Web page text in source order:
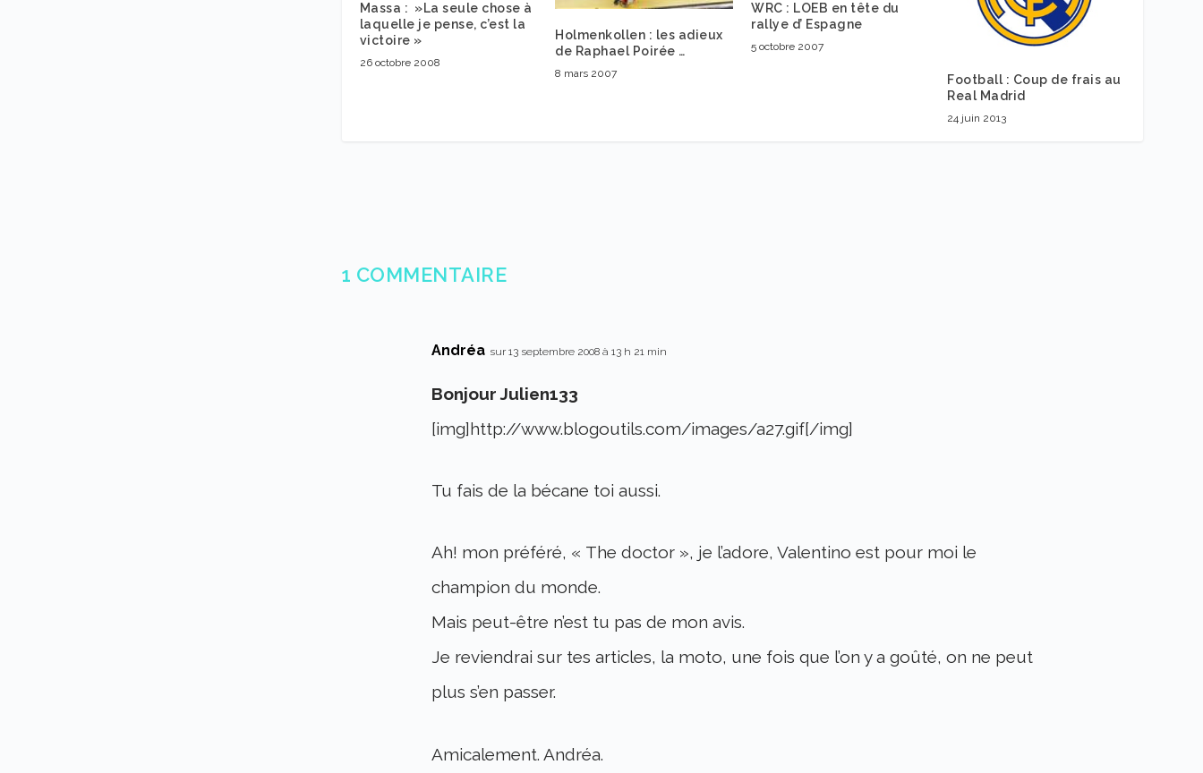
Massa : »La seule chose à
laquelle je pense, c’est la
victoire »
26 octobre 2008
Holmenkollen : les adieux
de Raphael Poirée …
8 mars 2007
WRC : LOEB en tête du
rallye d’ Espagne
5 octobre 2007
Football : Coup de frais au
Real Madrid
24 juin 2013
1 COMMENTAIRE
Andréa sur 13 septembre 2008 à 13 h 21 min
Bonjour Julien133
[img]http://www.blogoutils.com/images/a27.gif[/img]
Tu fais de la bécane toi aussi.
Ah! mon préféré, « The doctor », je l’adore, Valentino est pour moi le
champion du monde.
Mais peut-être n’est tu pas de mon avis.
Je reviendrai sur tes articles, la moto, une fois que l’on y a goûté, on ne peut
plus s’en passer.
Amicalement. Andréa.